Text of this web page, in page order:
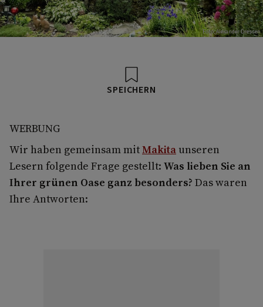
Foto: Alexander Dressen
SPEICHERN
WERBUNG
Wir haben gemeinsam mitMakita unseren
Lesern folgende Frage gestellt: Was lieben Sie an
Ihrer grünen Oase ganz besonders? Das waren
Ihre Antworten: